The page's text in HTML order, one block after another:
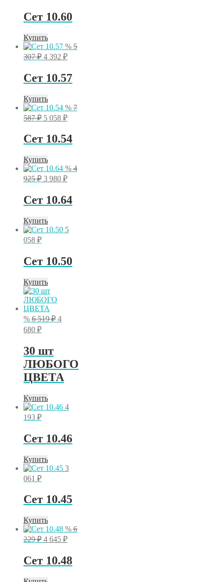
Сет 10.60
Купить
% 5
307₽ Первоначальная
составляла
5
4 392 ₽Текущая
4
392 ₽.
Сет 10.57
Купить
% 7
587₽ Первоначальная
составляла
7
5 058 ₽Текущая
5
058 ₽.
Сет 10.54
Купить
% 4
925₽ Первоначальная
составляла
4
3 980 ₽Текущая
3
980 ₽.
Сет 10.64
Купить
5
058 ₽
Сет 10.50
Купить
% 6 519₽ Первоначальная
4
680 ₽Текущая
680 ₽.
30 шт
ЛЮБОГО
ЦВЕТА
Купить
4
193 ₽
Сет 10.46
Купить
3
061 ₽
Сет 10.45
Купить
% 6
229₽ Первоначальная
составляла
6
4 645 ₽Текущая
4
645 ₽.
Сет 10.48